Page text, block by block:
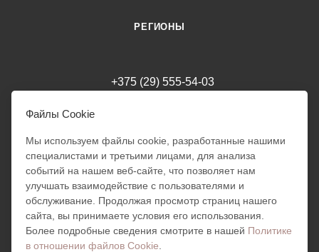
Милания
Добрый день!
Готова помочь вам. Напишите
мне, если у вас появятся
РЕГИОНЫ
+375 (29) 555-54-03
г. Минск
Режим работы интернет-магазина: 24/7
Обработка заказов: 10:00 - 18:00
Отправка заказов ПН - ПТ:
10:00 - 18:00
Файлы Cookie
Мы используем файлы cookie, разработанные нашими
специалистами и третьими лицами, для анализа
событий на нашем веб-сайте, что позволяет нам
улучшать взаимодействие с пользователями и
обслуживание. Продолжая просмотр страниц нашего
сайта, вы принимаете условия его использования.
Более подробные сведения смотрите в нашей Политике
в отношении файлов Cookie